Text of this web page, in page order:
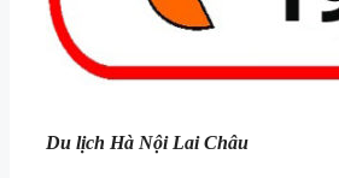
Du lịch Hà Nội Lai Châu